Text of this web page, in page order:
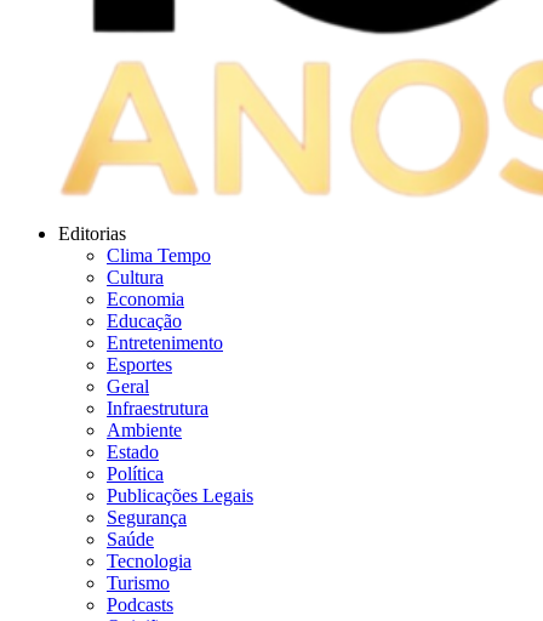
Editorias
Clima Tempo
Cultura
Economia
Educação
Entretenimento
Esportes
Geral
Infraestrutura
Ambiente
Estado
Política
Publicações Legais
Segurança
Saúde
Tecnologia
Turismo
Podcasts